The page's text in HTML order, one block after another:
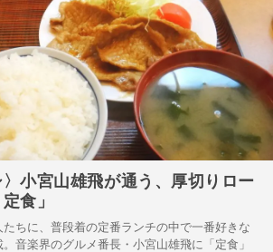
〉小宮山雄飛が通う、厚切りロー
食」
ちに、普段着の定番ランチの中で一番好きな
音楽界のグルメ番長・小宮山雄飛に「定食」